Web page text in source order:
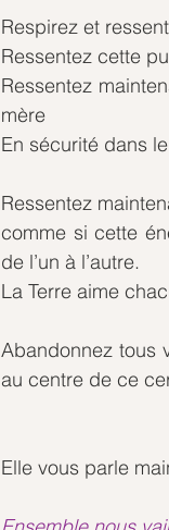
Respirez et
Ressentez cette
Ressentez
mère
En sécurité dans
Ressentez
comme si cette
de l’un à l’autre.
La Terre aime
Abandonnez tous
au centre de ce
Elle vous parle